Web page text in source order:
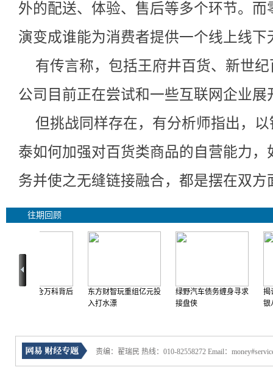
外的配送、体验、售后等多个环节。
演变成谁能为消费者提供一个线上线
有传言称，包括王府井百货、新世
公司目前正在尝试和一些互联网企业展
但挑战同样存在，有分析师指出，
泰如何加强对百货类商品的自营能力
务并使之无缝链接融合，都是摆在双
往期回顾
亿建仓万科背后
东方财智玩重组亿元投
入打水漂
绿野汽车债务缠身寻求
接盘侠
揭许家
银八年情
责编：翟瑞民 热线：010-82558272 Email：